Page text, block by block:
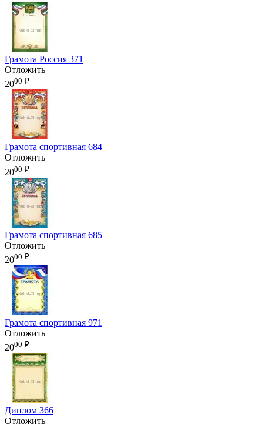
Грамота Россия 371
Отложить
2000 ₽
Грамота спортивная 684
Отложить
2000 ₽
Грамота спортивная 685
Отложить
2000 ₽
Грамота спортивная 971
Отложить
2000 ₽
Диплом 366
Отложить